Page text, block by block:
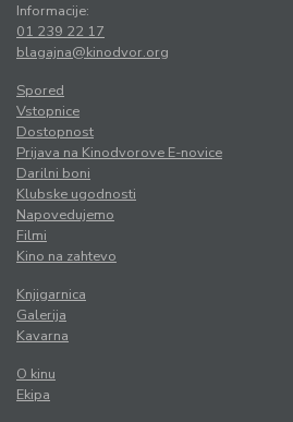
Informacije:
01 239 22 17
blagajna@kinodvor.org
Spored
Vstopnice
Dostopnost
Prijava na Kinodvorove E-novice
Darilni boni
Klubske ugodnosti
Napovedujemo
Filmi
Kino na zahtevo
Knjigarnica
Galerija
Kavarna
O kinu
Ekipa